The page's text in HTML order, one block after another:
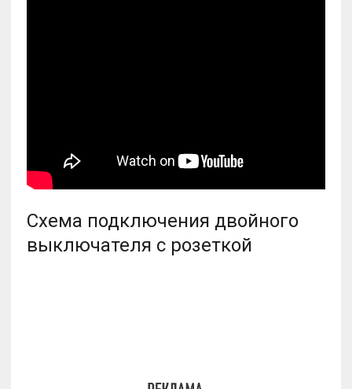
Схема подключения двойного
выключателя с розеткой